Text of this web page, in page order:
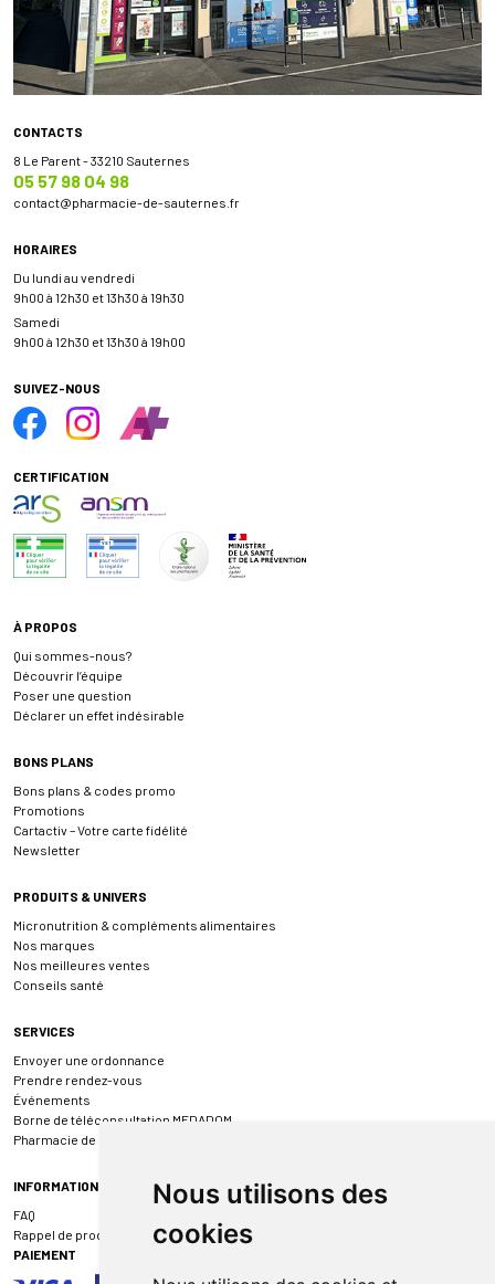
Nous utilisons des
cookies
CONTACTS
8 Le Parent - 33210 Sauternes
05 57 98 04 98
contact@pharmacie-de-sauternes.fr
HORAIRES
Du lundi au vendredi
9h00 à 12h30 et 13h30 à 19h30
Samedi
9h00 à 12h30 et 13h30 à 19h00
SUIVEZ-NOUS
CERTIFICATION
À PROPOS
Qui sommes-nous?
Découvrir l’équipe
Poser une question
Déclarer un effet indésirable
BONS PLANS
Bons plans & codes promo
Promotions
Cartactiv – Votre carte fidélité
Newsletter
PRODUITS & UNIVERS
Micronutrition & compléments alimentaires
Nos marques
Nos meilleures ventes
Conseils santé
SERVICES
Envoyer une ordonnance
Prendre rendez-vous
Événements
Borne de téléconsultation MEDADOM
Pharmacie de garde
INFORMATIONS
FAQ
Rappel de produit
PAIEMENT